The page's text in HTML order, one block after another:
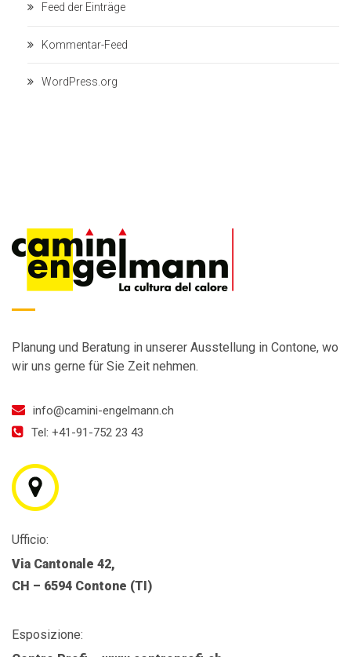
Feed der Einträge
Kommentar-Feed
WordPress.org
Planung und Beratung in unserer Ausstellung in Contone, wo
wir uns gerne für Sie Zeit nehmen.
info@camini-engelmann.ch
Tel: +41-91-752 23 43
Ufficio:
Via Cantonale 42,
CH – 6594 Contone (TI)
Esposizione: